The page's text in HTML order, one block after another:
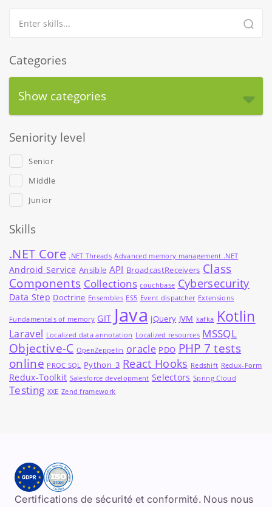
Categories
Show categories
Seniority level
Senior
Middle
Junior
Skills
.NET Core .NET Threads Advanced memory management .NET
Android Service Ansible API BroadcastReceivers Class
Components Collections couchbase Cybersecurity
Data Step Doctrine Ensembles ES5 Event dispatcher Extensions
Fundamentals of memory GIT Java jQuery JVM kafka Kotlin
Laravel Localized data annotation Localized resources MSSQL
Objective-C OpenZeppelin oracle PDO PHP 7 tests
online PROC SQL Python_3 React Hooks Redshift Redux-Form
Redux-Toolkit Salesforce development Selectors Spring Cloud
Testing XXE Zend framework
Certifications de sécurité et conformité. Nous nous